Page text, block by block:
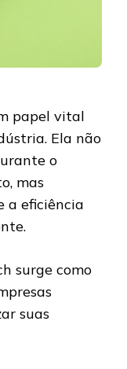
papel vital
Ela não
o
mas
a eficiência
surge como
suas